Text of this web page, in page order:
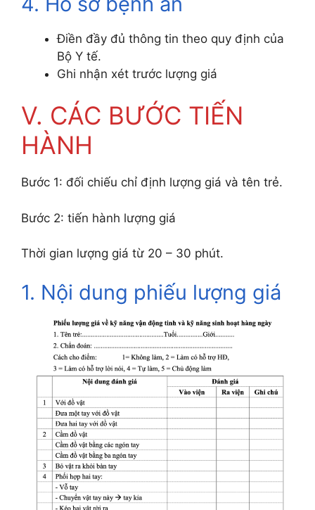
Điền đầy đủ thông tin theo quy định của
Bộ Y tế.
Ghi nhận xét trước lượng giá
V. CÁC BƯỚC TIẾN
HÀNH
Bước 1: đối chiếu chỉ định lượng giá và tên trẻ.
Bước 2: tiến hành lượng giá
Thời gian lượng giá từ 20 – 30 phút.
1. Nội dung phiếu lượng giá